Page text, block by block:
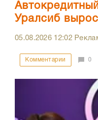
Уралсиб
05.08.2026 12:02
Комментарии 0